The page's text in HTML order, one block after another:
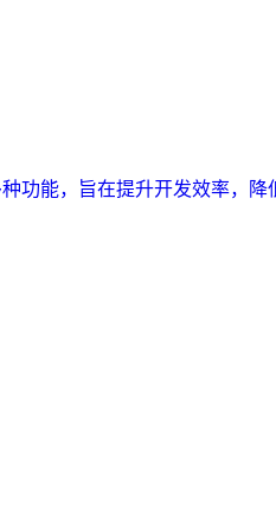
功能，旨在提升开发效率，降